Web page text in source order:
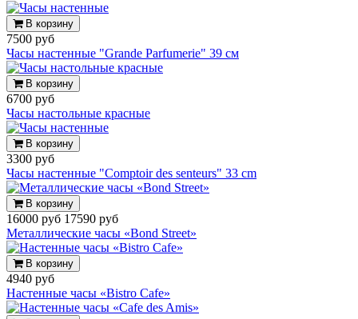
В корзину
7500 руб
Часы настенные "Grande Parfumerie" 39 см
В корзину
6700 руб
Часы настольные красные
В корзину
3300 руб
Часы настенные "Comptoir des senteurs" 33 cm
В корзину
16000 руб 17590 руб
Металлические часы «Bond Street»
В корзину
4940 руб
Настенные часы «Bistro Cafe»